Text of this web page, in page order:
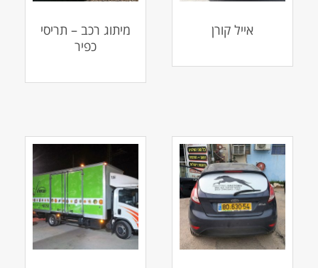
אייל קורן
מיתוג רכב – תריסי
כפיר